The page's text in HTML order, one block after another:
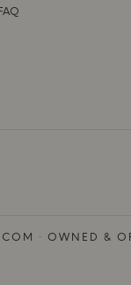
FAQ
· OWNED &